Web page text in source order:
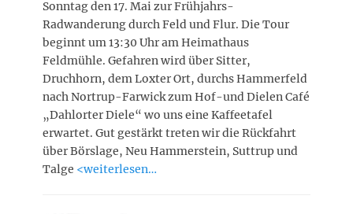
Sonntag den 17. Mai zur Frühjahrs-
Radwanderung durch Feld und Flur. Die Tour
beginnt um 13:30 Uhr am Heimathaus
Feldmühle. Gefahren wird über Sitter,
Druchhorn, dem Loxter Ort, durchs Hammerfeld
nach Nortrup-Farwick zum Hof-und Dielen Café
„Dahlorter Diele“ wo uns eine Kaffeetafel
erwartet. Gut gestärkt treten wir die Rückfahrt
über Börslage, Neu Hammerstein, Suttrup und
Talge <weiterlesen…